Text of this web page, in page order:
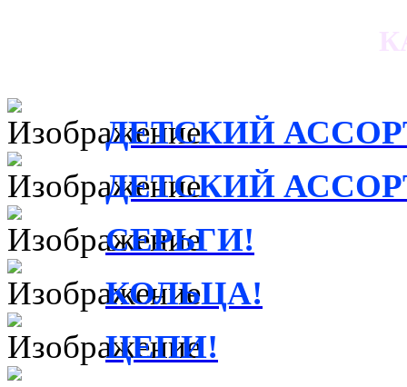
ДЕТСКИЙ
ДЕТСКИЙ
СЕРЬГИ!
КОЛЬЦА!
ЦЕПИ!